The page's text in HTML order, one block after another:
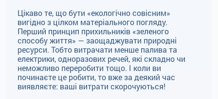
Цікаво те, що бути «екологічно совісним»
вигідно з цілком матеріального погляду.
Перший принцип прихильників «зеленого
способу життя» — заощаджувати природні
ресурси. Тобто витрачати менше палива та
електрики, одноразових речей, які складно чи
неможливо переробити тощо. І коли ви
починаєте це робити, то вже за деякий час
виявляєте: ваші витрати скорочуються!